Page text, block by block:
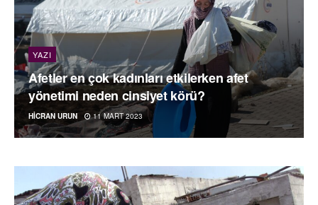
YAZI
Afetler en çok kadınları etkilerken afet
yönetimi neden cinsiyet körü?
HICRAN URUN 11 MART 2023